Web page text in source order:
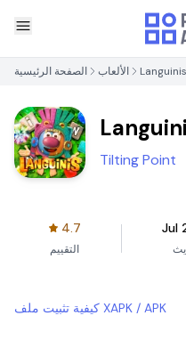
الصفحة الرئيسية الألعاب
Tilting Point
4.7
التقييم
Jul
كيفية تثبيت ملف XAPK / APK